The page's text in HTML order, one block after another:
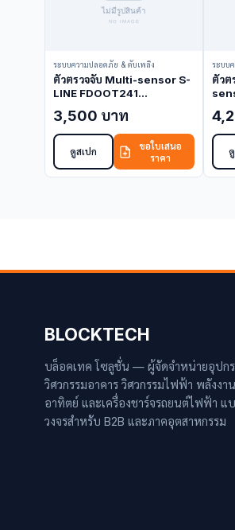
ระบบความปลอดภัย & ดับเพลิง
ตัวตรวจจับ Multi-sensor S-
LINE FDOOT241
Detector)
3,500 บาท
ดูสเปก
ขอใบเสนอ
ราคา
ระบบ
ตัวต
BLOCKTECH
บล็อคเทค โซลูชั่น — ผู้จัดจำหน่ายอุปก
วิศวกรรมอาคาร วิศวกรรมไฟฟ้า พลังงา
อาทิตย์ และเครื่องชาร์จรถยนต์ไฟฟ้า แ
วงจรสำหรับ B2B และภาคอุตสาหกรรม